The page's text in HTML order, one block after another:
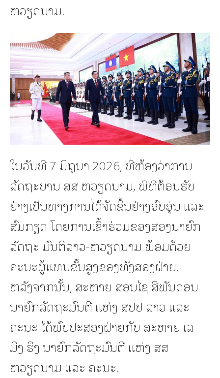
ຫວຽດນາມ.
ໃນວັນທີ 7 ມິຖຸນາ 2026, ທີ່ຫ້ອງວ່າການ
ລັດຖະບານ ສສ ຫວຽດນາມ, ພິທີຕ້ອນຮັບ
ຢ່າງເປັນທາງການໄດ້ຈັດຂຶ້ນຢ່າງອົບອຸ່ນ ແລະ
ສົມກຽດ ໂດຍການເຂົ້າຮ່ວມຂອງສອງນາຍົກ
ລັດຖະ ມົນຕີລາວ-ຫວຽດນາມ ພ້ອມດ້ວຍ
ຄະນະຜູ້ແທນຂັ້ນສູງຂອງທັງສອງຝ່າຍ.
ຫລັງຈາກນັ້ນ, ສະຫາຍ ສອນໄຊ ສີພັນດອນ
ນາຍົກລັດຖະມົນຕີ ແຫ່ງ ສປປ ລາວ ແລະ
ຄະນະ ໄດ້ພົບປະສອງຝ່າຍກັບ ສະຫາຍ ເລ
ມິງ ຮຶງ ນາຍົກລັດຖະມົນຕີ ແຫ່ງ ສສ
ຫວຽດນາມ ແລະ ຄະນະ.